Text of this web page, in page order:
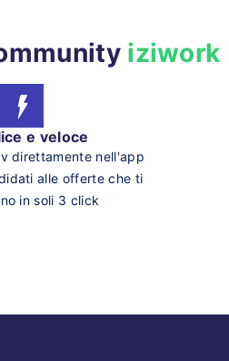
iziwork
e veloce
direttamente nell'app
alle offerte che ti
in soli 3 click